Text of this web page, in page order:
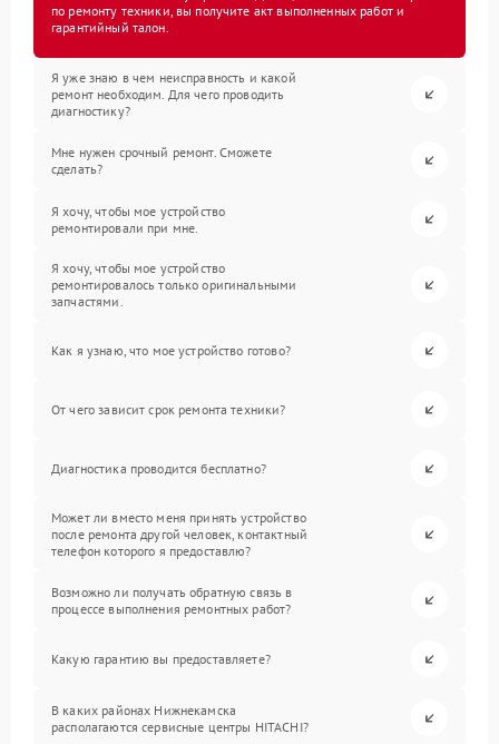
по ремонту техники, вы получите акт выполненных работ и
гарантийный талон.
Я уже знаю в чем неисправность и какой
ремонт необходим. Для чего проводить
диагностику?
Мне нужен срочный ремонт. Сможете
сделать?
Я хочу, чтобы мое устройство
ремонтировали при мне.
Я хочу, чтобы мое устройство
ремонтировалось только оригинальными
запчастями.
Как я узнаю, что мое устройство готово?
От чего зависит срок ремонта техники?
Диагностика проводится бесплатно?
Может ли вместо меня принять устройство
после ремонта другой человек, контактный
телефон которого я предоставлю?
Возможно ли получать обратную связь в
процессе выполнения ремонтных работ?
Какую гарантию вы предоставляете?
В каких районах Нижнекамска
располагаются сервисные центры HITACHI?